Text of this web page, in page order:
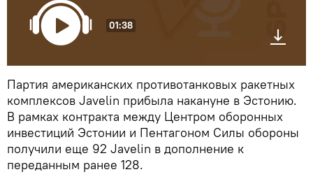
01:38
Партия американских противотанковых ракетных
комплексов Javelin прибыла накануне в Эстонию.
В рамках контракта между Центром оборонных
инвестиций Эстонии и Пентагоном Силы обороны
получили еще 92 Javelin в дополнение к
переданным ранее 128.